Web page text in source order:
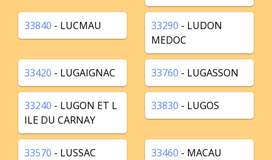
33840 - LUCMAU 33290 - LUDON
MEDOC
33420 - LUGAIGNAC 33760 - LUGASSON
33240 - LUGON ET L
ILE DU CARNAY
33830 - LUGOS
33570 - LUSSAC 33460 - MACAU